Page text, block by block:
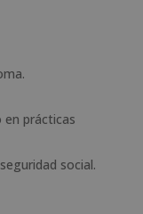
en prácticas
social.